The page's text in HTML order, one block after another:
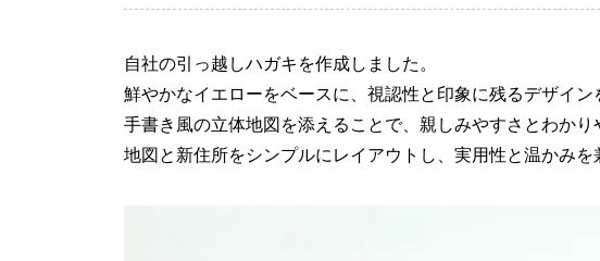
自社の引っ越しハガキを作成しました。
鮮やかなイエローをベースに、視認性と印象に残るデザイン
手書き風の立体地図を添えることで、親しみやすさとわかり
地図と新住所をシンプルにレイアウトし、実用性と温かみを